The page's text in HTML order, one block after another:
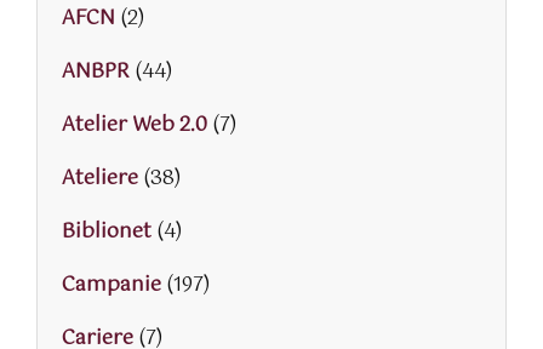
AFCN (2)
ANBPR(44)
Atelier Web 2.0(7)
Ateliere(38)
Biblionet(4)
Campanie(197)
Cariere(7)